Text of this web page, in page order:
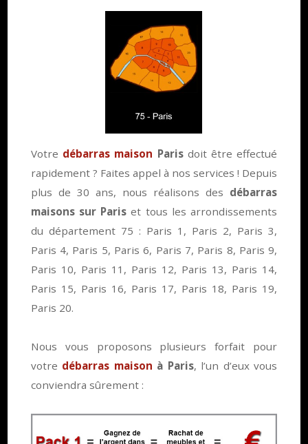
Votre débarras maison Parisdoit être effectué
rapidement ? Faites appel à nos services ! Depuis
plus de 30 ans, nous réalisons des débarras
maisons sur Paris et tous les arrondissements
du département 75 : Paris 1, Paris 2, Paris 3,
Paris 4, Paris 5, Paris 6, Paris 7, Paris 8, Paris 9,
Paris 10, Paris 11, Paris 12, Paris 13, Paris 14,
Paris 15, Paris 16, Paris 17, Paris 18, Paris 19,
Paris 20.
Nous vous proposons plusieurs forfait pour
votre débarras maison à Paris, l’un d’eux vous
conviendra sûrement :